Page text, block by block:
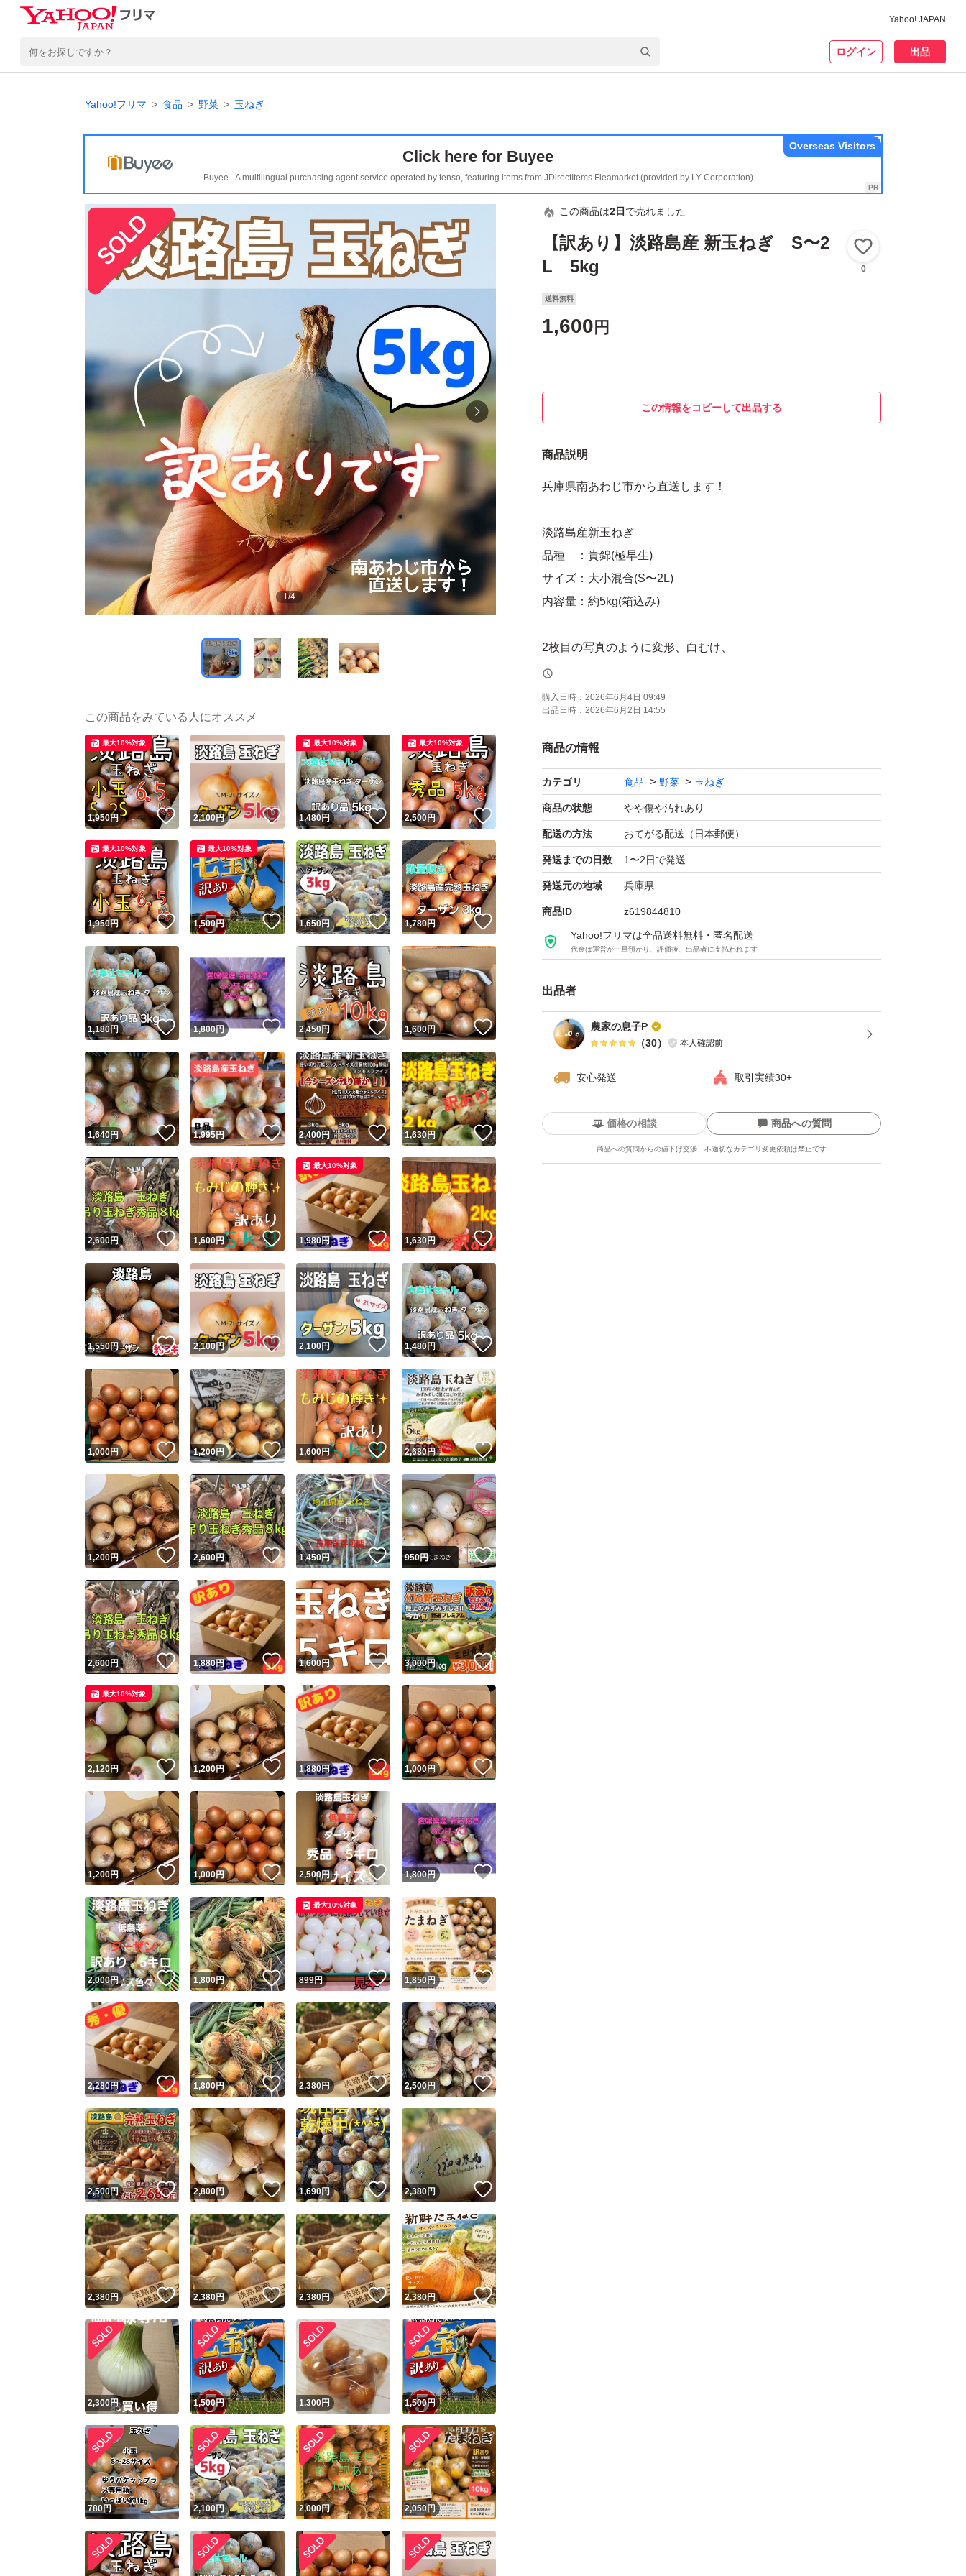
Yahoo! JAPAN
ログイン 出品
Yahoo!フリマ 食品 野菜 玉ねぎ
Click here for Buyee
Buyee - A multilingual purchasing agent service operated by tenso, featuring items from JDirectItems Fleamarket (provided by LY Corporation)
Overseas Visitors
1/4
この商品は2日 で売れました
【訳あり】淡路島産 新玉ねぎ S〜2
L 5kg
0
送料無料
1,600 円
この情報をコピーして出品する
商品説明
兵庫県南あわじ市から直送します！
淡路島産新玉ねぎ
品種 ：貴錦(極早生)
サイズ：大小混合(S〜2L)
内容量：約5kg(箱込み)
2枚目の写真のように変形、白むけ、
分球、とうたち、小玉等、
訳ありの玉ねぎになります。
味は正規品と変わりありませんので
ご安心ください(*^^*)
この時期限定の極早生玉ねぎ
もう少しで終了しますので
この機会にぜひお試しください！
配送中に傷む可能性がありますのでご了承くださいm(_ _)m
3kg、10kgでも販売しております。
ント欄にお願いいたします。
. . .φ()
兵庫県南あわじ市で家族で農業を営んでおります。
普段はJAに出荷しています。
そんな新鮮で美味しい玉ねぎをぜひお試しください！
購入日時： 2026年6月4日 09:49
出品日時： 2026年6月2日 14:55
商品の情報
カテゴリ 食品 野菜 玉ねぎ
商品の状態 やや傷や汚れあり
配送の方法 おてがる配送（日本郵便）
発送までの日数 1〜2日で発送
発送元の地域 兵庫県
商品ID z619844810
Yahoo!フリマは全品送料無料・匿名配送
代金は運営が一旦預かり、評価後、出品者に支払われます
出品者
農家の息子P
（30） 本人確認前
安心発送 取引実績30+
ユーザーの実績について
Yahoo!フリマが定めた一定の基準を満たしたユーザーにバッジを付与しています
安心取引出品者
安心取引出品者 Yahoo!フリマの基準をクリアした安心・安全なユーザーです
取引実績
取引実績◯+ このユーザーはYahoo!フリマの取引を完了させた実績があります
他フリマ実績◯+ このユーザーは他フリマサービスでの取引実績があります
スピード&安心発送
※このバッジは実績に基づく表示であり、発送を保証しているものではありません
スピード＆安心発送
このユーザーは高頻度で24時間以内＆設定した発送日数内に発送してい
ます
スピード発送
安心発送 このユーザーは設定した発送日数内に発送しています
価格の相談 商品への質問
商品への質問からの値下げ交渉、不適切なカテゴリ変更依頼は禁止です
この商品の情報をコピーします
商品画像の無断転載は禁止されています
コピーは1商品につき1回です
出品ページへ
キャンセル
この商品をみている人にオススメ
1,950円 いいね！
最大10%対象
2,100円 いいね！
1,480円 いいね！
最大10%対象
2,500円
最大10%対象
1,950円 いいね！
最大10%対象
1,500円 いいね！
最大10%対象
1,650円 いいね！
1,780円
1,180円 いいね！
1,800円 いいね！
2,450円 いいね！
1,600円 いいね！
1,640円 いいね！
1,995円 いいね！
2,400円 いいね！
1,630円 いいね！
2,600円 いいね！
1,600円 いいね！
1,980円 いいね！
最大10%対象
1,630円 いいね！
1,550円 いいね！
2,100円 いいね！
2,100円 いいね！
1,480円
1,000円 いいね！
1,200円 いいね！
1,600円 いいね！
2,680円 いいね！
1,200円 いいね！
2,600円 いいね！
1,450円 いいね！
950円 いいね！
2,600円 いいね！
1,880円 いいね！
1,600円 いいね！
3,000円 いいね！
2,120円 いいね！
最大10%対象
1,200円 いいね！
1,880円 いいね！
1,000円 いいね！
1,200円 いいね！
1,000円 いいね！
2,500円 いいね！
1,800円 いいね！
2,000円 いいね！
1,800円 いいね！
899円 いいね！
最大10%対象
1,850 円
2,280円 いいね！
1,800円 いいね！
2,380円 いいね！
2,500円 いいね！
2,500円 いいね！
2,800円 いいね！
1,690円 いいね！
2,380円
2,380円 いいね！
2,380円 いいね！
2,380円 いいね！
2,380円 いいね！
2,300円 1,500円 1,300円 1,500円
780円 2,100円 2,000円 2,050円